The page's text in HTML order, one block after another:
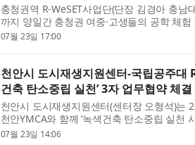
충청권역 R-WeSET사업단(단장 김경아 충남
까지 양일간 충청권 여중·고생들의 공학 체험
Engineering Week(GEW) - AI 크리에이터
07월 23일 17:00
천안시 도시재생지원센터-국립공주대
건축 탄소중립 실천’ 3자 업무협약 체결
천안시 도시재생지원센터(센터장 오형석)는
천안YMCA와 함께 ‘녹색건축 탄소중립 실천
한 3자 업무협약(MOU)을 체결하고 유관기
07월 23일 14:06